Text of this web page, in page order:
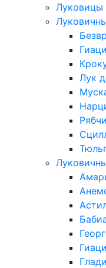
Луковицы
Лук